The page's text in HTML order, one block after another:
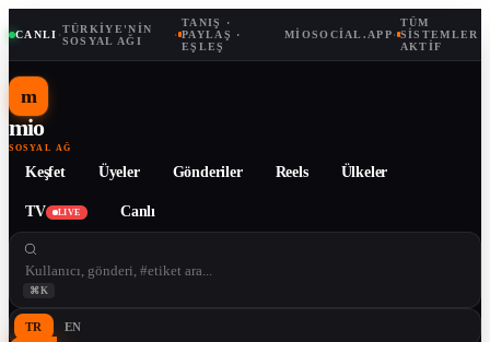
CANLI ·TÜRKIYE'NIN
SOSYAL AĞI
·
TANIŞ ·
PAYLAŞ ·
EŞLEŞ
MIOSOCIAL.APP·
TÜM
SISTEMLER
AKTIF
m
mio
SOSYAL AĞ
Keşfet Üyeler Gönderiler Reels Ülkeler
TV LIVE Canlı
⌘K
TR EN